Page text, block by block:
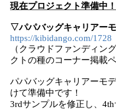
現在プロジェクト準備中
▽パパバッグキャリアー
https://kibidango.com/1728
（クラウドファンディン
クトの種のコーナー掲載ペ
パパバッグキャリアーモ
けて準備中です！
3rdサンプルを修正し、